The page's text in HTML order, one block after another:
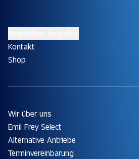
Kontakt
Shop
Wir über uns
Emil Frey Select
Alternative Antriebe
Terminvereinbarung